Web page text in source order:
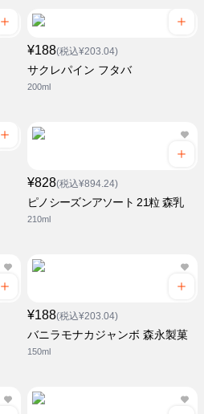
¥188(税込¥203.04)
サクレパイン フタバ
200ml
¥828(税込¥894.24)
ピノシーズンアソート 21粒 森乳
210ml
¥188(税込¥203.04)
バニラモナカジャンボ 森永製菓
150ml